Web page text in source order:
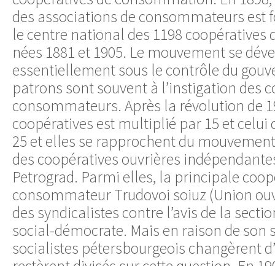
des associations de consommateurs est
le centre national des 1198
nées 1881 et 1905. Le mouvement se
essentiellement sous le contrôle du
patrons sont souvent à l’instigation des
consommateurs. Après la révolution de
coopératives est multiplié par 15 et celui
25 et elles se rapprochent du
des coopératives ouvrières
Petrograd. Parmi elles, la principale
consommateur Trudovoi soiuz (Union
des syndicalistes contre l’avis de la
social-démocrate. Mais en raison de son
socialistes pétersbourgeois changèrent